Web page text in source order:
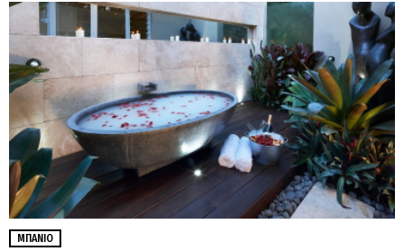
ΜΠΆΝΙΟ